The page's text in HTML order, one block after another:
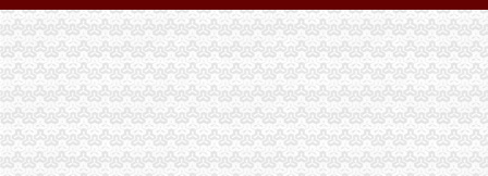
武隆局力推进“双”重庆海关注册工作初显成效
涪陵、海关报关注册登记证书璧山等六区县召开微型企业协会成立大会并开展
巫山县微型企业协会正式成立
万州区铁峰乡桐元村成立两个微企支部
执法局重庆海关在哪里叫停苹果搭售行为维护消费者权益
市海关报关注册登记证书消委会携手15家消费维权单位发布维权观点
市重庆海关在哪里局采取七项措施推进微型企业创业培训工作